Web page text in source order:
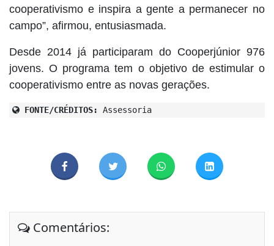
cooperativismo e inspira a gente a permanecer no
campo”, afirmou, entusiasmada.
Desde 2014 já participaram do Cooperjúnior 976
jovens. O programa tem o objetivo de estimular o
cooperativismo entre as novas gerações.
FONTE/CRÉDITOS: Assessoria
Comentários: